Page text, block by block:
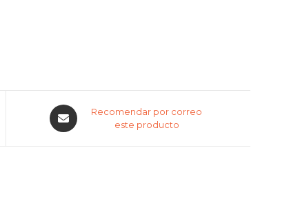
Recomendar por correo
este producto